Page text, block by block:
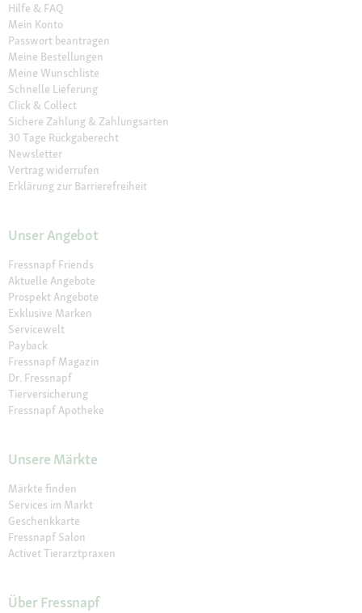
Hilfe & FAQ
Mein Konto
Passwort beantragen
Meine Bestellungen
Meine Wunschliste
Schnelle Lieferung
Click & Collect
Sichere Zahlung & Zahlungsarten
30 Tage Rückgaberecht
Newsletter
Vertrag widerrufen
Erklärung zur Barrierefreiheit
Unser Angebot
Fressnapf Friends
Aktuelle Angebote
Prospekt Angebote
Exklusive Marken
Servicewelt
Payback
Fressnapf Magazin
Dr. Fressnapf
Tierversicherung
Fressnapf Apotheke
Unsere Märkte
Märkte finden
Services im Markt
Geschenkkarte
Fressnapf Salon
Activet Tierarztpraxen
Über Fressnapf